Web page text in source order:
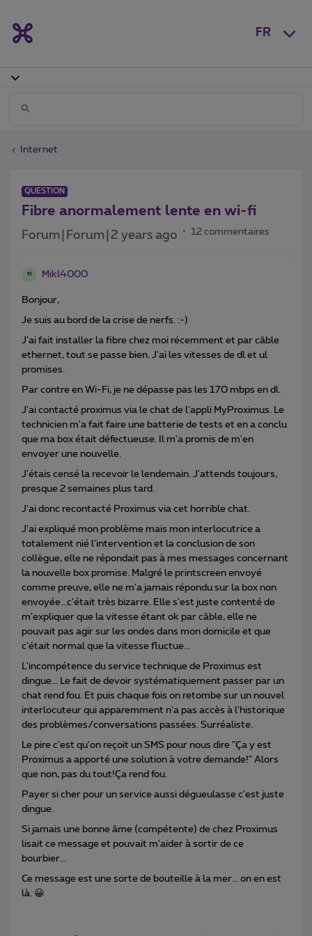
FR
Internet
QUESTION
Fibre anormalement lente en wi-fi
Forum|Forum|2 years ago 12 commentaires
M Mikl4000
Bonjour,
Je suis au bord de la crise de nerfs. :-)
J'ai fait installer la fibre chez moi récemment et par câble
ethernet, tout se passe bien. J'ai les vitesses de dl et ul
promises.
Par contre en Wi-Fi, je ne dépasse pas les 170 mbps en dl.
J'ai contacté proximus via le chat de l'appli MyProximus. Le
technicien m'a fait faire une batterie de tests et en a conclu
que ma box était défectueuse. Il m'a promis de m'en
envoyer une nouvelle.
J'étais censé la recevoir le lendemain. J'attends toujours,
presque 2 semaines plus tard.
J'ai donc recontacté Proximus via cet horrible chat.
J'ai expliqué mon problème mais mon interlocutrice a
totalement nié l'intervention et la conclusion de son
collègue, elle ne répondait pas à mes messages concernant
la nouvelle box promise. Malgré le printscreen envoyé
comme preuve, elle ne m'a jamais répondu sur la box non
envoyée...c'était très bizarre. Elle s'est juste contenté de
m'expliquer que la vitesse étant ok par câble, elle ne
pouvait pas agir sur les ondes dans mon domicile et que
c'était normal que la vitesse fluctue...
L'incompétence du service technique de Proximus est
dingue... Le fait de devoir systématiquement passer par un
chat rend fou. Et puis chaque fois on retombe sur un nouvel
interlocuteur qui apparemment n'a pas accès à l'historique
des problèmes/conversations passées. Surréaliste.
Le pire c'est qu'on reçoit un SMS pour nous dire "Ça y est
Proximus a apporté une solution à votre demande!" Alors
que non, pas du tout!Ça rend fou.
Payer si cher pour un service aussi dégueulasse c'est juste
dingue.
Si jamais une bonne âme (compétente) de chez Proximus
lisait ce message et pouvait m'aider à sortir de ce
bourbier...
Ce message est une sorte de bouteille à la mer... on en est
là. 😀